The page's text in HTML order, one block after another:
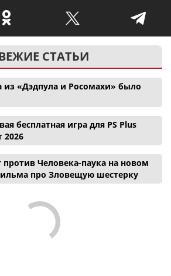
СТАТЬИ
из «Дэдпула и Росомахи» было
бесплатная игра для PS Plus
2026
Человека-паука на новом
про Зловещую шестерку